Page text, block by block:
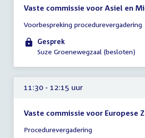
Vaste commissie voor Asiel en
vergadering
11:30
-
uur
Voorbespreking procedurevergadering
Gesprek
Suze Groenewegzaal (besloten)
11:30 - 12:15 uur
Vaste commissie voor Europese
vergadering
Procedurevergadering